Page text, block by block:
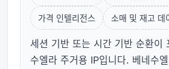
가격 인텔리전스 소매 및 재고 데
세션 기반 또는 시간 기반 순환이
수엘라 주거용 IP입니다. 베네수